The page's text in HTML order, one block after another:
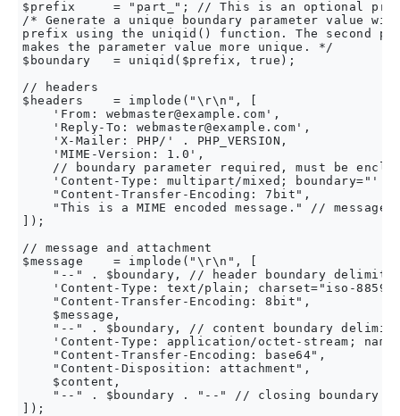
$prefix     = "part_"; // This is an optional
/* Generate a unique boundary parameter value
prefix using the uniqid() function. The second
makes the parameter value more unique. */
$boundary   = uniqid($prefix, true);
// headers
$headers    = implode("\r\n", [
    'From:
webmaster@example.com ',
    'Reply-To:
webmaster@example.com ',
    'X-Mailer: PHP/' . PHP_VERSION,
    'MIME-Version: 1.0',
// boundary parameter required, must be
'Content-Type: multipart/mixed; boundary="' .
    "Content-Transfer-Encoding: 7bit",
"This is a MIME encoded message." // message
]);
// message and attachment
$message    = implode("\r\n", [
"--" . $boundary, // header boundary
'Content-Type: text/plain; charset="iso-8859-
    "Content-Transfer-Encoding: 8bit",
    $message,
"--" . $boundary, // content boundary
'Content-Type: application/octet-stream;
    "Content-Transfer-Encoding: base64",
    "Content-Disposition: attachment",
    $content,
"--" . $boundary . "--" // closing boundary
]);